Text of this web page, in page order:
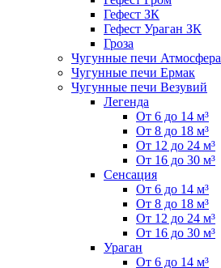
Гефест ЗК
Гефест Ураган ЗК
Гроза
Чугунные печи Атмосфера
Чугунные печи Ермак
Чугунные печи Везувий
Легенда
От 6 до 14 м³
От 8 до 18 м³
От 12 до 24 м³
От 16 до 30 м³
Сенсация
От 6 до 14 м³
От 8 до 18 м³
От 12 до 24 м³
От 16 до 30 м³
Ураган
От 6 до 14 м³